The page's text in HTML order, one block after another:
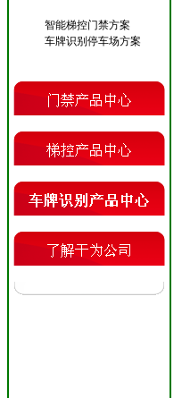
智能梯控门禁方案
车牌识别停车场方案